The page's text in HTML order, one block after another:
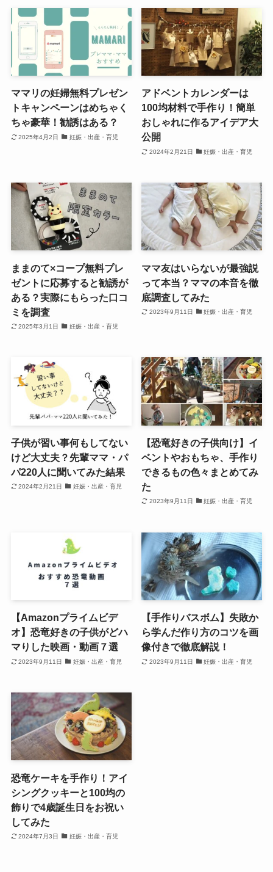
ママリの妊婦無料プレゼン
トキャンペーンはめちゃく
ちゃ豪華！勧誘はある？
2025年4月2日 妊娠・出産・育児
アドベントカレンダーは
100均材料で手作り！簡単
おしゃれに作るアイデア大
公開
2024年2月21日 妊娠・出産・育児
ままのて×コープ無料プレ
ゼントに応募すると勧誘が
ある？実際にもらった口コ
ミを調査
2025年3月1日 妊娠・出産・育児
ママ友はいらないが最強説
って本当？ママの本音を徹
底調査してみた
2023年9月11日 妊娠・出産・育児
子供が習い事何もしてない
けど大丈夫？先輩ママ・パ
パ220人に聞いてみた結果
2024年2月21日 妊娠・出産・育児
【恐竜好きの子供向け】イ
ベントやおもちゃ、手作り
できるもの色々まとめてみ
た
2023年9月11日 妊娠・出産・育児
【Amazonプライムビデ
オ】恐竜好きの子供がどハ
マりした映画・動画７選
2023年9月11日 妊娠・出産・育児
【手作りバスボム】失敗か
ら学んだ作り方のコツを画
像付きで徹底解説！
2023年9月11日 妊娠・出産・育児
恐竜ケーキを手作り！アイ
シングクッキーと100均の
飾りで4歳誕生日をお祝い
してみた
2024年7月3日 妊娠・出産・育児